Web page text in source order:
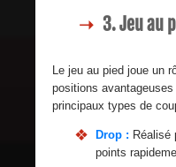
3. Jeu au
Le jeu au pied joue un
positions
principaux types de
Drop : Réalisé
points